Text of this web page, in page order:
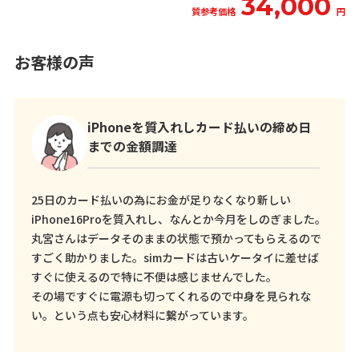
質参考価格 34,000 円
お客様の声
iPhoneを質入れしカード払いの締め日
までの金額調達
25日のカード払いの為にお金が足りなくなり新しい
iPhone16Proを質入れし、なんとか今月をしのぎました。
丸宮さんはデータそのままの状態で預かってもらえるので
すごく助かりました。simカードは古いケータイに差せば
すぐに使えるので特に不便は感じませんでした。
その場ですぐに電源も切ってくれるので中身を見られな
い。という点も安心材料に繋がっています。